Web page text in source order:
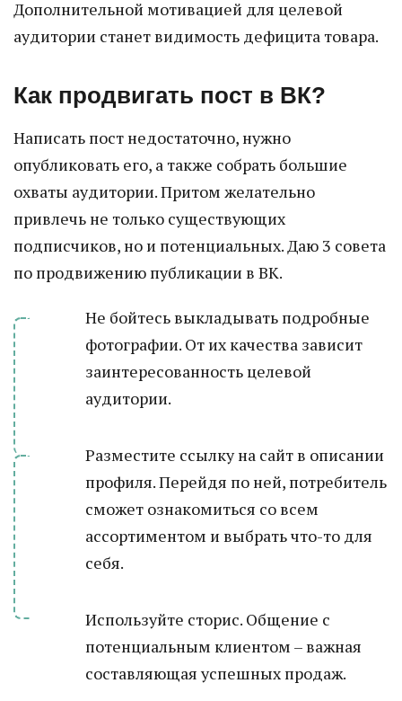
Дополнительной мотивацией для целевой
аудитории станет видимость дефицита товара.
Как продвигать пост в ВК?
Написать пост недостаточно, нужно
опубликовать его, а также собрать большие
охваты аудитории. Притом желательно
привлечь не только существующих
подписчиков, но и потенциальных. Даю 3 совета
по продвижению публикации в ВК.
Не бойтесь выкладывать подробные
фотографии. От их качества зависит
заинтересованность целевой
аудитории.
Разместите ссылку на сайт в описании
профиля. Перейдя по ней, потребитель
сможет ознакомиться со всем
ассортиментом и выбрать что-то для
себя.
Используйте сторис. Общение с
потенциальным клиентом – важная
составляющая успешных продаж.